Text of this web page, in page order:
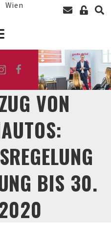
Wien
VON
BIS 30.